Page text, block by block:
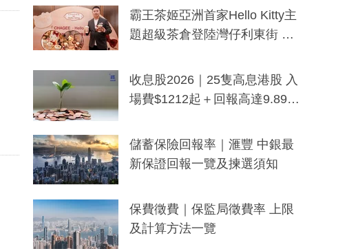
分鐘生成「貼地」宣傳短片
霸王茶姬亞洲首家Hello Kitty主
題超級茶倉登陸灣仔利東街 推
y及香港限定特調系列
收息股2026｜25隻高息港股 入
場費$1212起＋回報高達9.89
儲蓄保險回報率｜滙豐 中銀最
新保證回報一覽及揀選須知
保費徵費｜保監局徵費率 上限
及計算方法一覽